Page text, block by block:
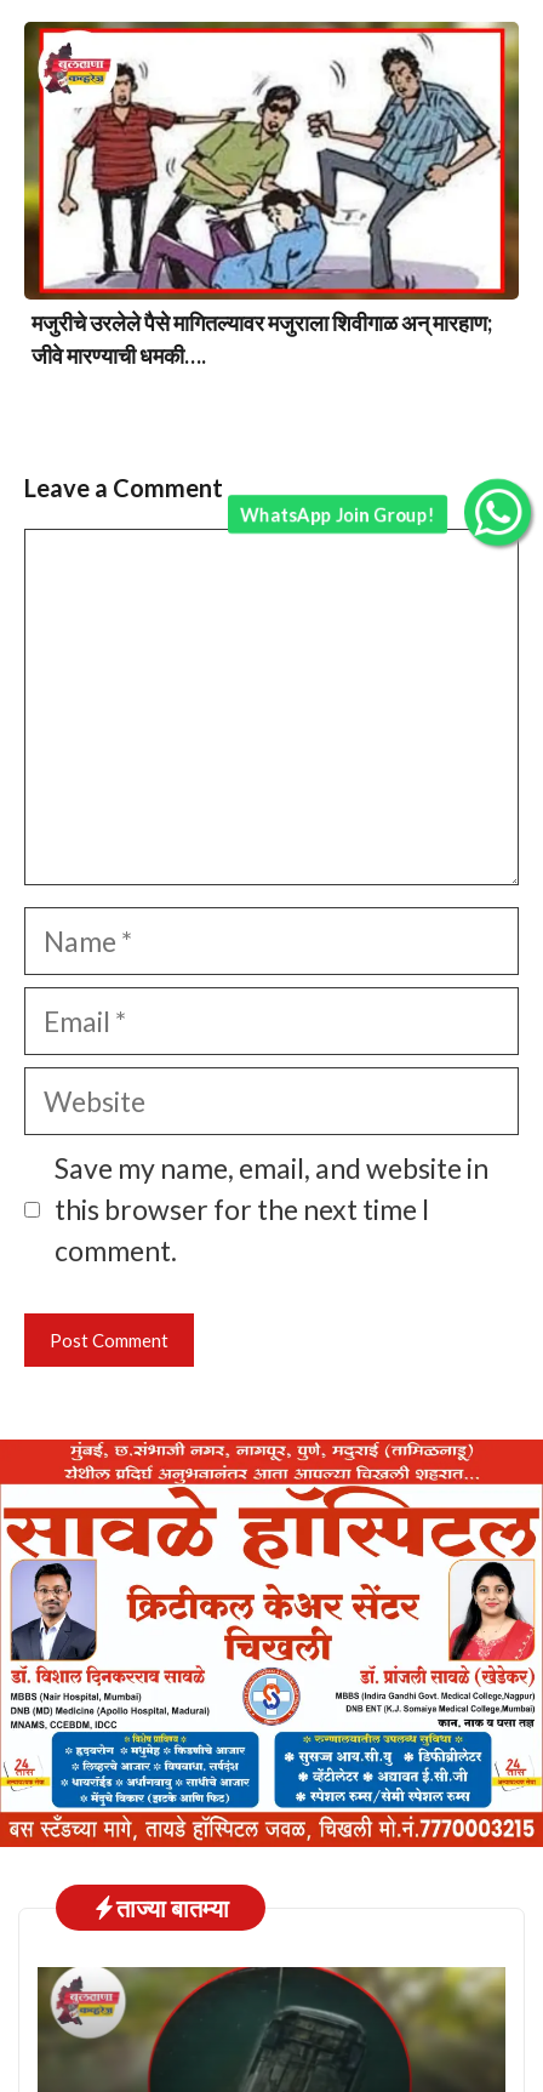
मजुरीचे उरलेले पैसे मागितल्यावर मजुराला शिवीगाळ अन् मारहाण;
जीवे मारण्याची धमकी….
Leave a Comment
Name
Email
Website
Save my name, email, and website in
this browser for the next time I
comment.
ताज्या बातम्या
WhatsApp Join Group!